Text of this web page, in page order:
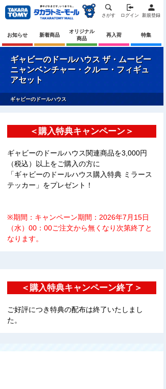
さがす ログイン 新規登録
お知らせ 新着商品
オリジナル
商品
再入荷 特集
ギャビーのドールハウス ザ・ムービー
ニャンベンチャー・クルー・フィギュ
アセット
ギャビーのドールハウス
＜購入特典キャンペーン＞
ギャビーのドールハウス関連商品を3,000円
（税込）以上をご購入の方に
「ギャビーのドールハウス購入特典 ミラース
テッカー」をプレゼント！
※期間：キャンペーン期間：2026年7月15日
（水）00：00ご注文から無くなり次第終了と
なります。
＜購入特典キャンペーン終了＞
ご好評につき特典の配布は終了いたしまし
た。